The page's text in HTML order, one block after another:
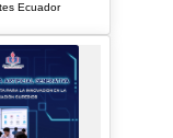
Ecuador